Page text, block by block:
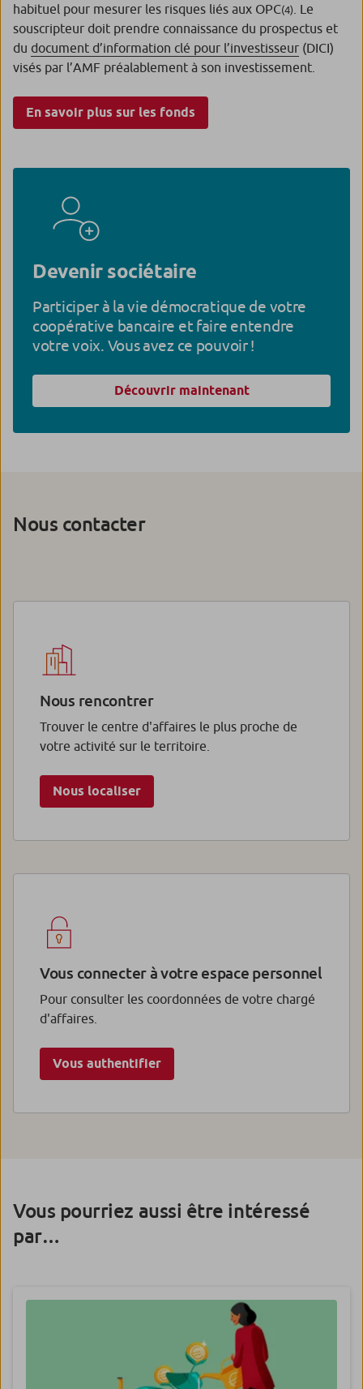
habituel pour mesurer les risques liés aux OPC(4) . Le
souscripteur doit prendre connaissance du prospectus et
du document d’information clé pour l’investisseur (DICI)
visés par l’AMF préalablement à son investissement.
En savoir plus sur les fonds
Devenir sociétaire
Participer à la vie démocratique de votre
coopérative bancaire et faire entendre
votre voix. Vous avez ce pouvoir !
Découvrir maintenant
Nous contacter
Nous rencontrer
Trouver le centre d'affaires le plus proche de
votre activité sur le territoire.
Nous localiser
Vous connecter à votre espace personnel
Pour consulter les coordonnées de votre chargé
d'affaires.
Vous authentifier
Vous pourriez aussi être intéressé
par…